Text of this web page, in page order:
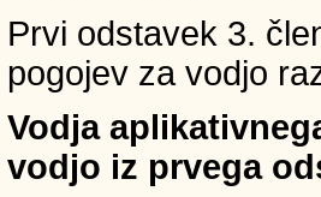
Prvi odstavek 3.
pogojev za vodjo
Vodja
vodjo iz prvega